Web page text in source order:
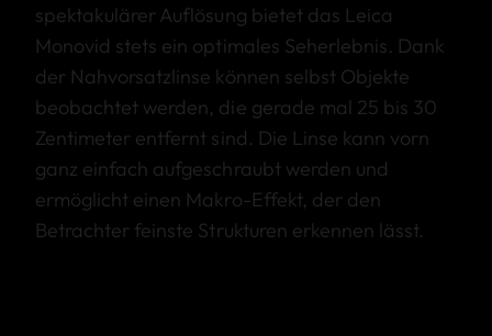
spektakulärer Auflösung bietet das Leica
Monovid stets ein optimales Seherlebnis. Dank
der Nahvorsatzlinse können selbst Objekte
beobachtet werden, die gerade mal 25 bis 30
Zentimeter entfernt sind. Die Linse kann vorn
ganz einfach aufgeschraubt werden und
ermöglicht einen Makro-Effekt, der den
Betrachter feinste Strukturen erkennen lässt.